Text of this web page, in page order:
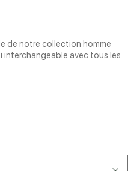
de notre collection homme
interchangeable avec tous les